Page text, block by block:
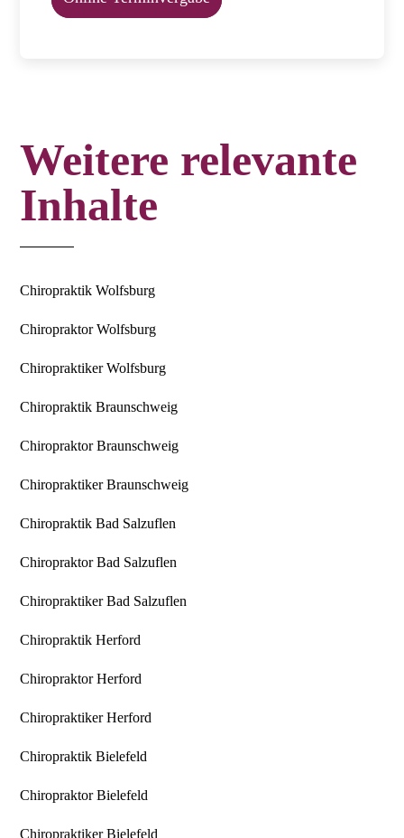
Weitere relevante
Inhalte
Chiropraktik Wolfsburg
Chiropraktor Wolfsburg
Chiropraktiker Wolfsburg
Chiropraktik Braunschweig
Chiropraktor Braunschweig
Chiropraktiker Braunschweig
Chiropraktik Bad Salzuflen
Chiropraktor Bad Salzuflen
Chiropraktiker Bad Salzuflen
Chiropraktik Herford
Chiropraktor Herford
Chiropraktiker Herford
Chiropraktik Bielefeld
Chiropraktor Bielefeld
Chiropraktiker Bielefeld